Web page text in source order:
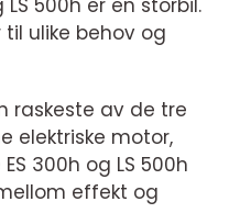
ulike behov og
raskeste av de tre
elektriske motor,
300h og LS 500h
effekt og